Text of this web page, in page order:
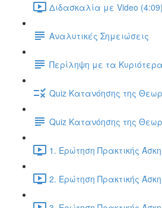
Διδασκαλία με Video (4:09)
Αναλυτικές Σημειώσεις
Περίληψη με τα
Quiz Κατανόησης της
Quiz Κατανόησης της
1. Ερώτηση Πρακτικής
2. Ερώτηση Πρακτικής